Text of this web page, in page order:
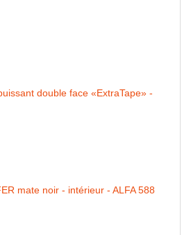
double face «ExtraTape» -
mate noir - intérieur - ALFA 588